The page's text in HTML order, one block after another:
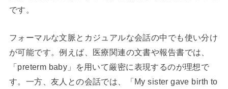
です。
フォーマルな文脈とカジュアルな会話の中でも使い分け
が可能です。例えば、医療関連の文書や報告書では、
「preterm baby」を用いて厳密に表現するのが理想で
す。一方、友人との会話では、「My sister gave birth to